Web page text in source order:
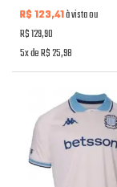
R$ 123,41à vista ou
R$ 129,90
5x de R$ 25,98